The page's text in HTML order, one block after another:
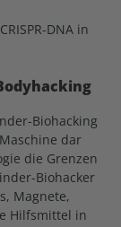
DNA in
Biohacking
dar
die Grenzen
Biohacker
Magnete,
Hilfsmittel in